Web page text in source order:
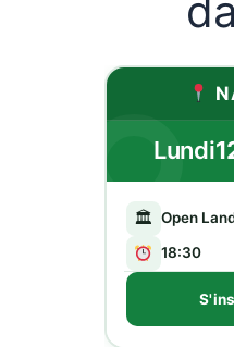
Lundi
🏛 Open
18:30